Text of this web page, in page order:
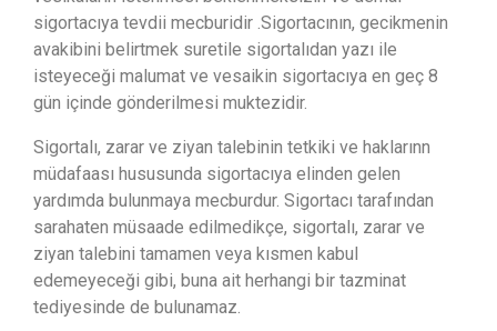
sigortacıya tevdii mecburidir .Sigortacının, gecikmenin
avakibini belirtmek suretile sigortalıdan yazı ile
isteyeceği malumat ve vesaikin sigortacıya en geç 8
gün içinde gönderilmesi muktezidir.
Sigortalı, zarar ve ziyan talebinin tetkiki ve haklarınn
müdafaası hususunda sigortacıya elinden gelen
yardımda bulunmaya mecburdur. Sigortacı tarafından
sarahaten müsaade edilmedikçe, sigortalı, zarar ve
ziyan talebini tamamen veya kısmen kabul
edemeyeceği gibi, buna ait herhangi bir tazminat
tediyesinde de bulunamaz.